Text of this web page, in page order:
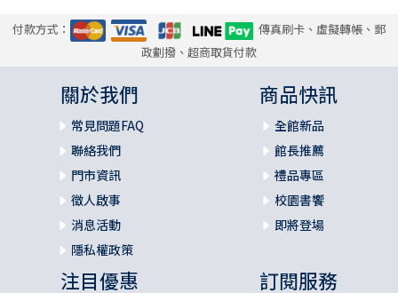
付款方式：
傳真刷卡、虛擬轉帳、郵
政劃撥、超商取貨付款
關於我們
常見問題FAQ
聯絡我們
門市資訊
徵人啟事
消息活動
隱私權政策
商品快訊
全館新品
館長推薦
禮品專區
校園書饗
即將登場
注目優惠 訂閱服務